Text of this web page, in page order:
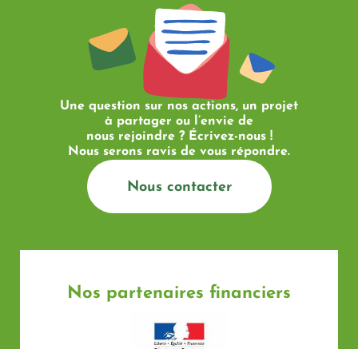
Une question sur nos actions, un projet
à partager ou l’envie de
nous rejoindre ? Écrivez-nous !
Nous serons ravis de vous répondre.
Nous contacter
Nos partenaires financiers